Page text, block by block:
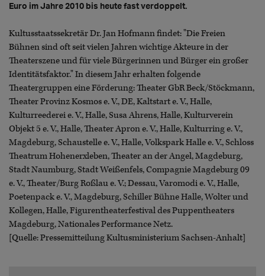
Euro im Jahre 2010 bis heute fast verdoppelt.
Kultusstaatssekretär Dr. Jan Hofmann findet: "Die Freien
Bühnen sind oft seit vielen Jahren wichtige Akteure in der
Theaterszene und für viele Bürgerinnen und Bürger ein großer
Identitätsfaktor." In diesem Jahr erhalten folgende
Theatergruppen eine Förderung: Theater GbR Beck/Stöckmann,
Theater Provinz Kosmos e. V., DE, Kaltstart e. V., Halle,
Kulturreederei e. V., Halle, Susa Ahrens, Halle, Kulturverein
Objekt 5 e. V., Halle, Theater Apron e. V., Halle, Kulturring e. V.,
Magdeburg, Schaustelle e. V., Halle, Volkspark Halle e. V., Schloss
Theatrum Hohenerxleben, Theater an der Angel, Magdeburg,
Stadt Naumburg, Stadt Weißenfels, Compagnie Magdeburg 09
e. V., Theater/Burg Roßlau e. V.; Dessau, Varomodi e. V., Halle,
Poetenpack e. V., Magdeburg, Schiller Bühne Halle, Wolter und
Kollegen, Halle, Figurentheaterfestival des Puppentheaters
Magdeburg, Nationales Performance Netz.
[Quelle: Pressemitteilung Kultusministerium Sachsen-Anhalt]